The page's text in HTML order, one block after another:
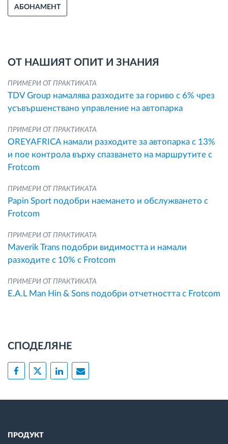
АБОНАМЕНТ
ОТ НАШИЯТ ОПИТ И ЗНАНИЯ
ПРИМЕРИ ОТ ПРАКТИКАТА
TDV Group намалява разходите за гориво с 6% чрез
усъвършенствано управление на автопарка
ПРИМЕРИ ОТ ПРАКТИКАТА
OREYAFRICA намали разходите за автопарка с 13%
и пое контрола върху спазването на маршрутите с
Frotcom
ПРИМЕРИ ОТ ПРАКТИКАТА
Papin Sport подобри наемането и обслужването с
Frotcom
ПРИМЕРИ ОТ ПРАКТИКАТА
Maverik Trans подобри видимостта и намали
разходите с 10% с Frotcom
ПРИМЕРИ ОТ ПРАКТИКАТА
E.A.L Man Hin & Sons подобри отчетността с Frotcom
СПОДЕЛЯНЕ
ПРОДУКТ